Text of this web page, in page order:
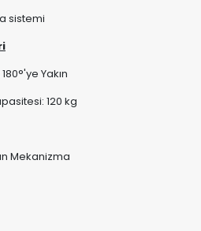
sistemi
Yakın
120 kg
Mekanizma